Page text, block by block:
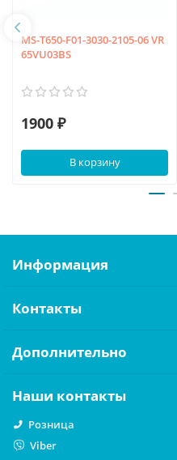
MS-T650-F01-3030-2105-06 VR
65VU03BS
1900 ₽
В корзину
Информация
Контакты
Дополнительно
Наши контакты
Розница
Viber